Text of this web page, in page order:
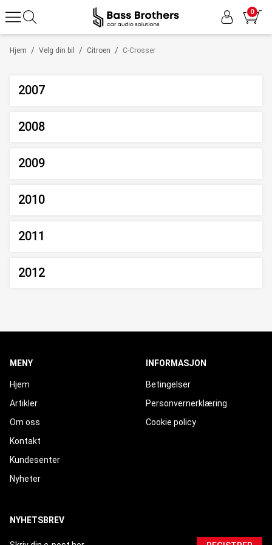
0
/
Hjem /
Velg din bil /
Citroen C-Crosser
2007
2008
2009
2010
2011
2012
MENY
Hjem
Artikler
Om oss
Kontakt
Kundesenter
Nyheter
INFORMASJON
Betingelser
Personvernerklæring
Cookie policy
NYHETSBREV